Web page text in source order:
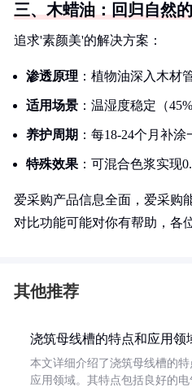
三、木蜡油：回归自然
追求'素颜美'的解决方案：
渗透原理 ：植物油深入木材
适用场景 ：温湿度稳定（
养护周期 ：每18-24个月补
特殊效果 ：可混合色浆实现
爱采购产品信息全面，爱采购
对比功能可能对你有帮助，各
其他推荐
浇筑母线槽的特点和应用领
本文详细介绍了浇筑母线槽的特
应用领域。其特点包括良好的电